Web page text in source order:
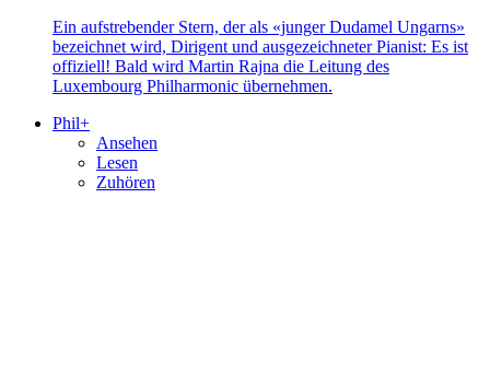
Ein aufstrebender Stern, der als «junger Dudamel Ungarns»
bezeichnet wird, Dirigent und ausgezeichneter Pianist: Es ist
offiziell! Bald wird Martin Rajna die Leitung des
Luxembourg Philharmonic übernehmen.
Phil+
Ansehen
Lesen
Zuhören